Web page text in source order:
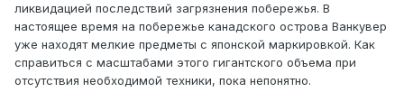
ликвидацией последствий загрязнения побережья. В
настоящее время на побережье канадского острова Ванкувер
уже находят мелкие предметы с японской маркировкой. Как
справиться с масштабами этого гигантского объема при
отсутствия необходимой техники, пока непонятно.